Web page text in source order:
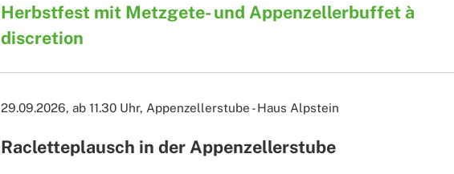
Herbstfest mit Metzgete- und Appenzellerbuffet à
discretion
29.09.2026, ab 11.30 Uhr, Appenzellerstube - Haus Alpstein
Racletteplausch in der Appenzellerstube